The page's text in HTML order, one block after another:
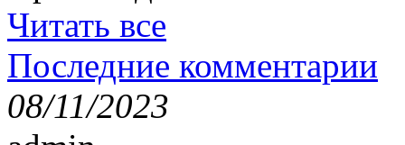
Читать все
Последние комментарии
08/11/2023